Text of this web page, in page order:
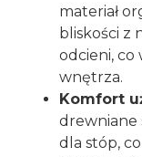
materiał
bliskości z
odcieni, co
wnętrza.
Komfort
drewniane
dla stóp,